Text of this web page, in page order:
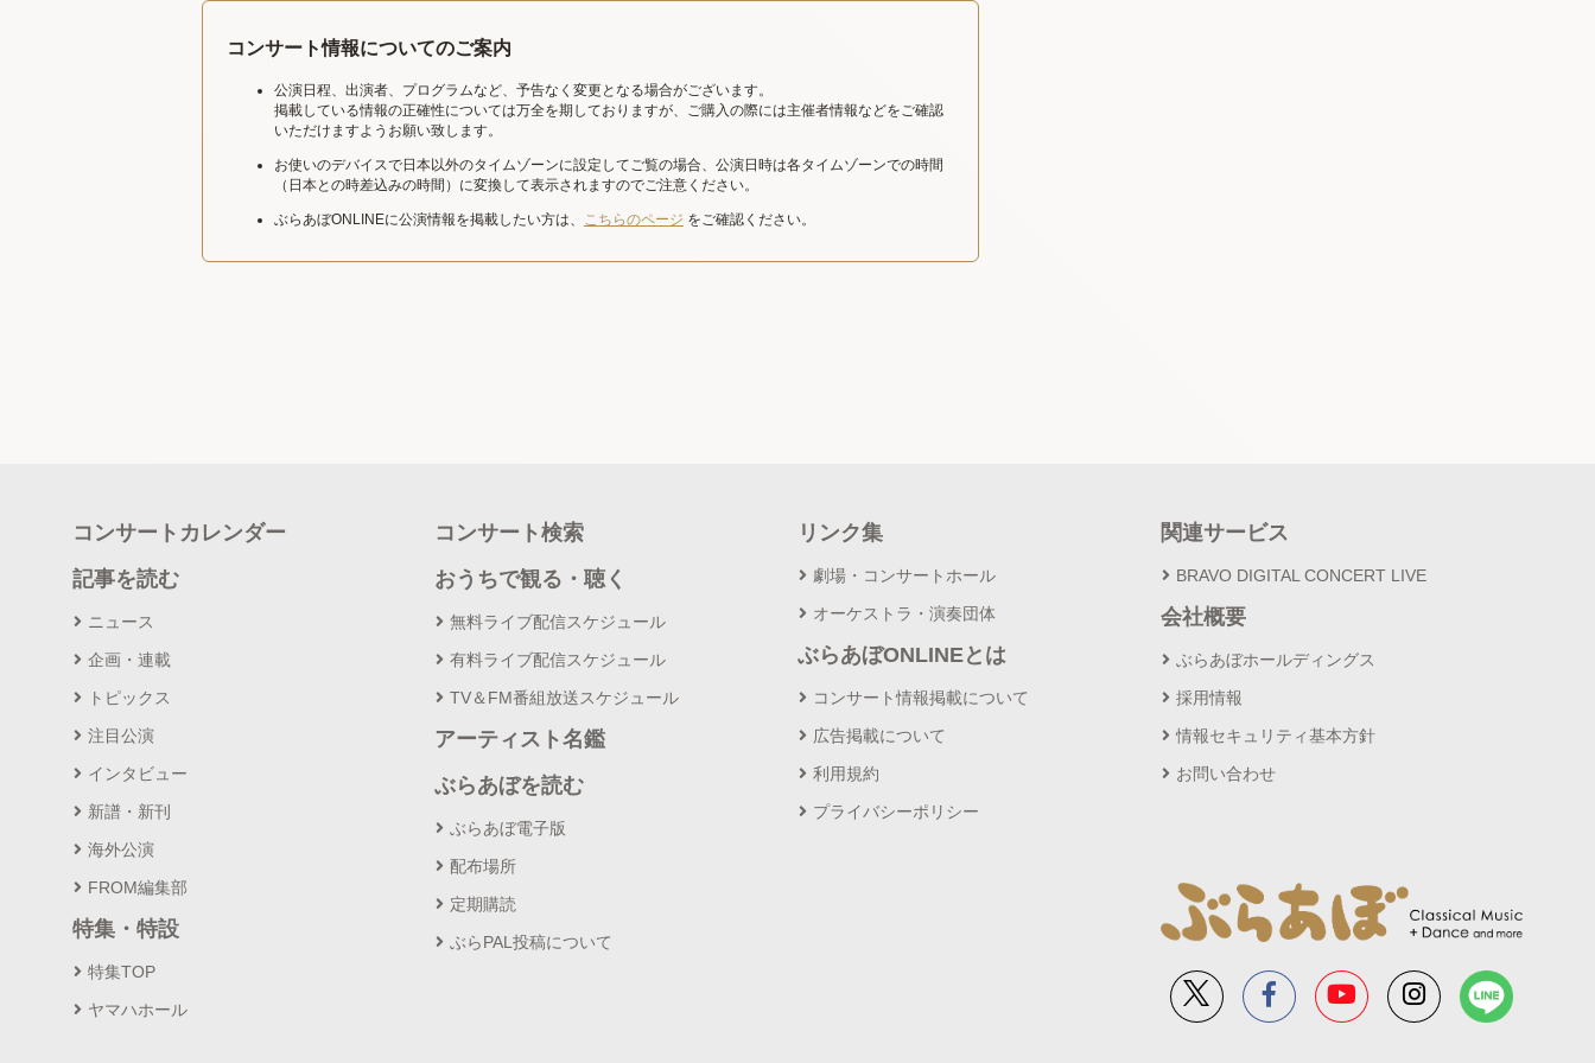
コンサート情報についてのご案内
公演日程、出演者、プログラムなど、予告なく変更となる場合がございます。
掲載している情報の正確性については万全を期しておりますが、ご購入の際には主催者情報などをご確認
いただけますようお願い致します。
お使いのデバイスで日本以外のタイムゾーンに設定してご覧の場合、公演日時は各タイムゾーンでの時間
（日本との時差込みの時間）に変換して表示されますのでご注意ください。
ぶらあぼONLINEに公演情報を掲載したい方は、 こちらのページ をご確認ください。
コンサートカレンダー
記事を読む
ニュース
企画・連載
トピックス
注目公演
インタビュー
新譜・新刊
海外公演
FROM編集部
特集・特設
特集TOP
ヤマハホール
コンサート検索
おうちで観る・聴く
無料ライブ配信スケジュール
有料ライブ配信スケジュール
TV＆FM番組放送スケジュール
アーティスト名鑑
ぶらあぼを読む
ぶらあぼ電子版
配布場所
定期購読
ぶらPAL投稿について
リンク集
劇場・コンサートホール
オーケストラ・演奏団体
ぶらあぼONLINEとは
コンサート情報掲載について
広告掲載について
利用規約
プライバシーポリシー
関連サービス
BRAVO DIGITAL CONCERT LIVE
会社概要
ぶらあぼホールディングス
採用情報
情報セキュリティ基本方針
お問い合わせ